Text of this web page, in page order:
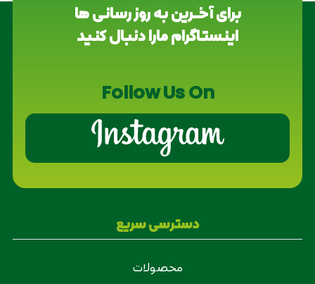
برای آخــرین به روز رسانی ها
اینستاگرام مارا دنبال کنید
Follow Us On
دسترسی سریع
محصولات